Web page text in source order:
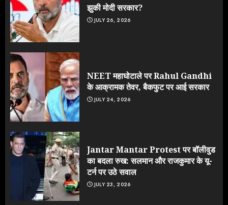
झुकी मोदी सरकार?
JULY 26, 2026
NEET महाघोटाले पर Rahul Gandhi
के आक्रामक तेवर, बैकफुट पर आई सरकार
JULY 24, 2026
Jantar Mantar Protest पर बॉलीवुड
का बदला रुख: सलमान और राजकुमार के यू-
टर्न पर उठे सवाल
JULY 23, 2026